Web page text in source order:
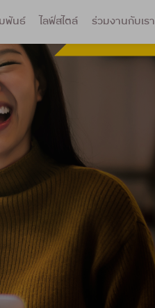
พันธ์ ไลฟ์สไตล์ ร่วมงานกับเรา